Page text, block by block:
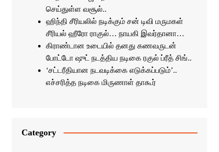
செய்துள்ள வசூல்..
ஹிந்தி சீரியலில் நடிக்கும் சன் டிவி மருமகள்
சீரியல் ஹீரோ ராகுல்… நாயகி இவர்தானா…
கிராண்டான உடையில் தனது கணவருடன்
போட்டோ ஷுட் நடத்திய நடிகை ரகுல் ப்ரீத் சிங்..
‘சட்டரீதியான நடவடிக்கை எடுக்கப்படும்’..
எச்சரித்த நடிகை மிருணாள் தாகூர்
Category